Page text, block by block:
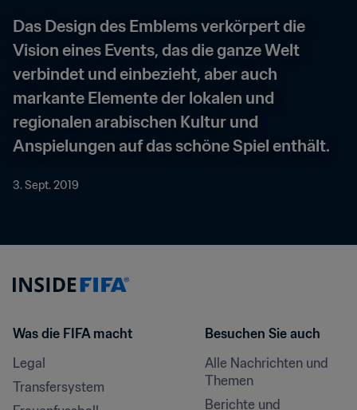
Das Design des Emblems verkörpert die
Vision eines Events, das die ganze Welt
verbindet und einbezieht, aber auch
markante Elemente der lokalen und
regionalen arabischen Kultur und
Anspielungen auf das schöne Spiel enthält.
3. Sept. 2019
Was die FIFA macht
Legal
Transfersystem
Besuchen Sie auch
Alle Nachrichten und
Themen
Berichte und